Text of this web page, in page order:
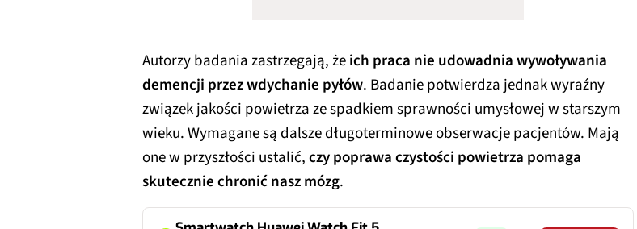
Autorzy badania zastrzegają, żeich praca nie udowadnia wywoływania
demencji przez wdychanie pyłów. Badanie potwierdza jednak wyraźny
związek jakości powietrza ze spadkiem sprawności umysłowej w starszym
wieku. Wymagane są dalsze długoterminowe obserwacje pacjentów. Mają
one w przyszłości ustalić,czy poprawa czystości powietrza pomaga
skutecznie chronić nasz mózg.